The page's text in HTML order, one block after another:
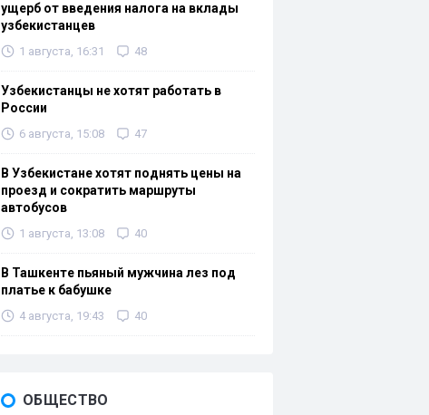
ущерб от введения налога на вклады
узбекистанцев
1 августа, 16:31 48
Узбекистанцы не хотят работать в
России
6 августа, 15:08 47
В Узбекистане хотят поднять цены на
проезд и сократить маршруты
автобусов
1 августа, 13:08 40
В Ташкенте пьяный мужчина лез под
платье к бабушке
4 августа, 19:43 40
ОБЩЕСТВО